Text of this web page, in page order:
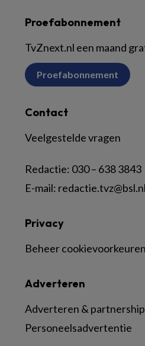
Proefabonnement
TvZnext.nl een maand
Proefabonnement
Contact
Veelgestelde vragen
Redactie: 030 – 638 3843
E-mail: redactie.tvz@bsl.nl
Adverteren
Adverteren &
Personeelsadvertentie
Privacy
Beheer cookievoorkeuren